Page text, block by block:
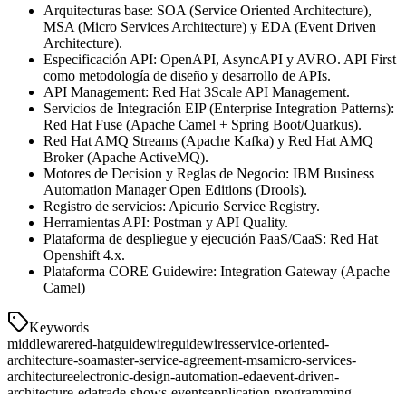
Arquitecturas base: SOA (Service Oriented Architecture),
MSA (Micro Services Architecture) y EDA (Event Driven
Architecture).
Especificación API: OpenAPI, AsyncAPI y AVRO. API First
como metodología de diseño y desarrollo de APIs.
API Management: Red Hat 3Scale API Management.
Servicios de Integración EIP (Enterprise Integration Patterns):
Red Hat Fuse (Apache Camel + Spring Boot/Quarkus).
Red Hat AMQ Streams (Apache Kafka) y Red Hat AMQ
Broker (Apache ActiveMQ).
Motores de Decision y Reglas de Negocio: IBM Business
Automation Manager Open Editions (Drools).
Registro de servicios: Apicurio Service Registry.
Herramientas API: Postman y API Quality.
Plataforma de despliegue y ejecución PaaS/CaaS: Red Hat
Openshift 4.x.
Plataforma CORE Guidewire: Integration Gateway (Apache
Camel)
Keywords
middlewarered-hatguidewireguidewiresservice-oriented-
architecture-soamaster-service-agreement-msamicro-services-
architectureelectronic-design-automation-edaevent-driven-